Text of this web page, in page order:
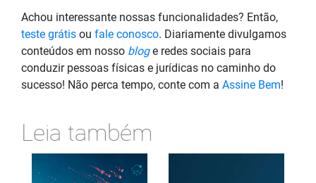
Achou interessante nossas funcionalidades? Então,
teste grátis ou fale conosco. Diariamente divulgamos
conteúdos em nosso bloge redes sociais para
conduzir pessoas físicas e jurídicas no caminho do
sucesso! Não perca tempo, conte com a Assine Bem!
Leia também